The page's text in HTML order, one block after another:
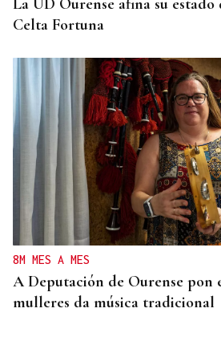
La UD Ourense afina su
Celta Fortuna
8M MES A MES
A Deputación de Ourense pon
mulleres da música tradicional